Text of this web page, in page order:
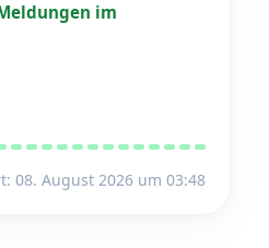
im
08. August 2026 um 03:48